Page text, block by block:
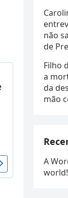
não
de
Filho
a
da
mão
A
world!